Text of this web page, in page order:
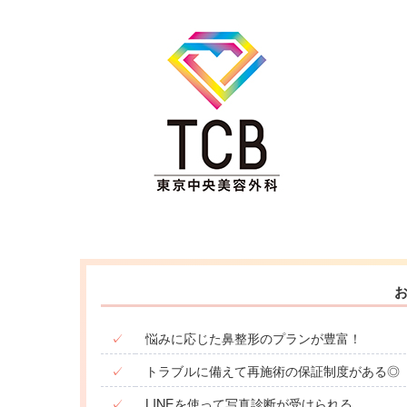
✓
悩みに応じた鼻整形のプランが豊富！
✓
トラブルに備えて再施術の保証制度がある◎